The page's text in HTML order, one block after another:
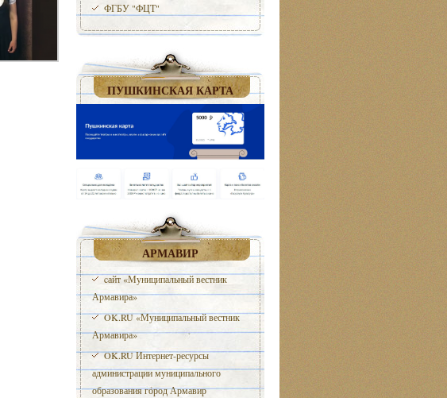
ФГБУ "ФЦТ"
ПУШКИНСКАЯ КАРТА
АРМАВИР
cайт «Муниципальный вестник
Армавира»
OK.RU «Муниципальный вестник
Армавира»
OK.RU Интернет-ресурсы
администрации муниципального
образования город Армавир